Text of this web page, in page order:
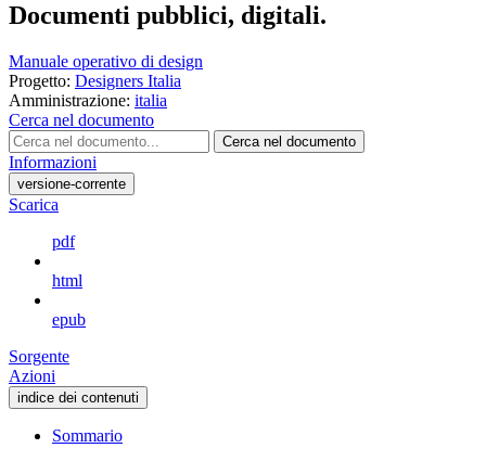
Documenti pubblici, digitali.
Manuale operativo di design
Progetto: Designers Italia
Amministrazione: italia
Cerca nel documento
Cerca nel documento
Informazioni
versione-corrente
Scarica
pdf
html
epub
Sorgente
Azioni
indice dei contenuti
Sommario